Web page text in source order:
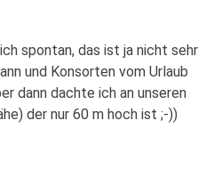
spontan, das ist ja nicht sehr
und Konsorten vom Urlaub
dann dachte ich an unseren
der nur 60 m hoch ist ;-))